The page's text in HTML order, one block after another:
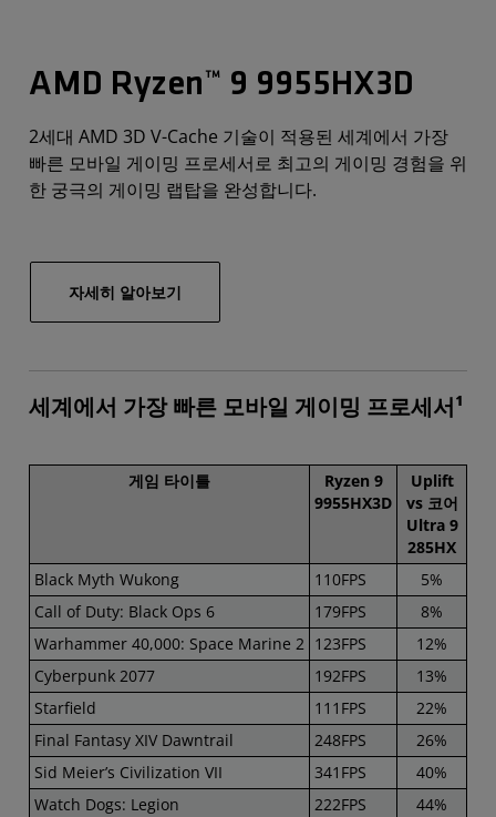
AMD Ryzen™ 9 9955HX3D
2세대 AMD 3D V-Cache 기술이 적용된 세계에서 가장
빠른 모바일 게이밍 프로세서로 최고의 게이밍 경험을 위
한 궁극의 게이밍 랩탑을 완성합니다.
자세히 알아보기
세계에서 가장 빠른 모바일 게이밍 프로세서¹
게임 타이틀
Ryzen 9
9955HX3D
Uplift
vs 코어
Ultra 9
285HX
Black Myth Wukong
110FPS
5%
Call of Duty: Black Ops 6
179FPS
8%
Warhammer 40,000: Space Marine 2 123FPS
12%
Cyberpunk 2077
192FPS
13%
Starfield
111FPS
22%
Final Fantasy XIV Dawntrail
248FPS
26%
Sid Meier’s Civilization VII
341FPS
40%
Watch Dogs: Legion
222FPS 44%